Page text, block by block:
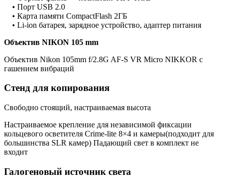
• Порт USB 2.0
• Карта памяти CompactFlash 2ГБ
• Li-ion батарея, зарядное устройство, адаптер питания
Объектив NIKON 105 mm
Объектив Nikon 105mm f/2.8G AF-S VR Micro NIKKOR с
гашением вибраций
Стенд для копирования
Свободно стоящий, настраиваемая высота
Настраиваемое крепление для независимой фиксации
кольцевого осветителя Crime-lite 8×4 и камеры(подходит для
большинства SLR камер) Падающий свет в комплект не
входит
Галогеновый источник света